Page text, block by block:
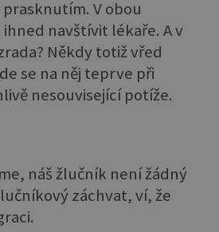
V obou
navštívit lékaře. A v
Někdy totiž vřed
se na něj teprve při
nesouvisející potíže.
náš žlučník není žádný
záchvat, ví, že